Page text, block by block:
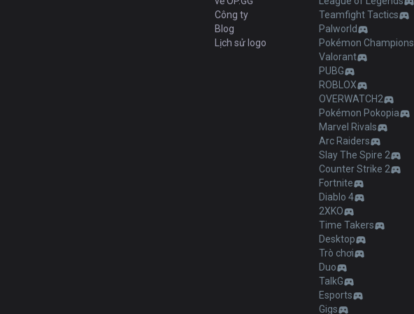
Công ty
Blog
Lịch sử logo
Teamfight Tactics
Palworld
Pokémon Champions
Valorant
PUBG
ROBLOX
OVERWATCH2
Pokémon Pokopia
Marvel Rivals
Arc Raiders
Slay The Spire 2
Counter Strike 2
Fortnite
Diablo 4
2XKO
Time Takers
Desktop
Trò chơi
Duo
TalkG
Esports
Gigs